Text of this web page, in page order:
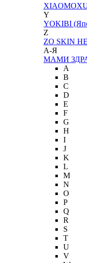
Y
YOKIBI
Z
ZO SKIN
А-Я
МАМИ
A
B
C
D
E
F
G
H
I
J
K
L
M
N
O
P
Q
R
S
T
U
V